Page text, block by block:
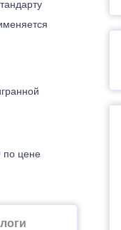
по цене